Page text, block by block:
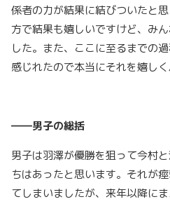
係者の力が結果に結びついたと
方で結果も嬉しいですけど、み
した。また、ここに至るまでの
感じれたので本当にそれを嬉しく
――男子の総括
男子は羽澤が優勝を狙って今村
ちはあったと思います。それが
てしまいましたが、来年以降に